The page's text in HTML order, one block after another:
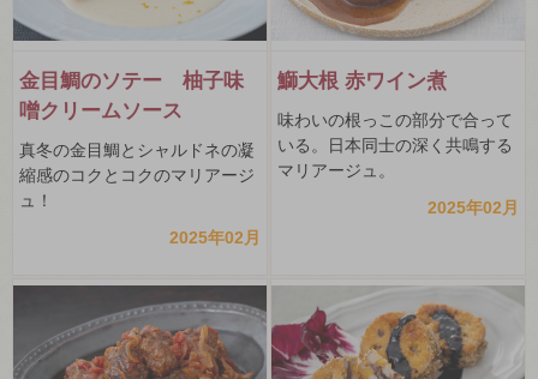
金目鯛のソテー 柚子味
噌クリームソース
真冬の金目鯛とシャルドネの凝
縮感のコクとコクのマリアージ
ュ！
2025年02月
鰤大根 赤ワイン煮
味わいの根っこの部分で合って
いる。日本同士の深く共鳴する
マリアージュ。
2025年02月